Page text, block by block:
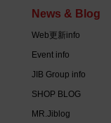
News & Blog
Web更新info
Event info
JIB Group info
SHOP BLOG
MR.Jiblog